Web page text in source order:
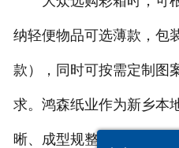
纳轻便物品可选薄款，包
款），同时可按需定制图
求。鸿森纸业作为新乡本
晰、成型规整，质地均匀